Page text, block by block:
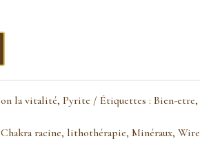
la vitalité, Pyrite Étiquettes : Bien-etre,
Chakra racine, lithothérapie, Minéraux, Wire